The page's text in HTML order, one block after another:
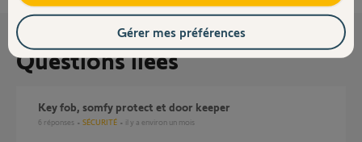
Questions liées
Key fob, somfy protect et door keeper
6 réponses SÉCURITÉ il y a environ un mois
Gérer mes préférences